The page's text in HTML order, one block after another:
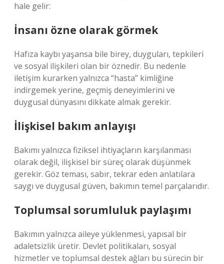
hale gelir:
İnsanı özne olarak görmek
Hafıza kaybı yaşansa bile birey, duyguları, tepkileri
ve sosyal ilişkileri olan bir öznedir. Bu nedenle
iletişim kurarken yalnızca “hasta” kimliğine
indirgemek yerine, geçmiş deneyimlerini ve
duygusal dünyasını dikkate almak gerekir.
İlişkisel bakım anlayışı
Bakımı yalnızca fiziksel ihtiyaçların karşılanması
olarak değil, ilişkisel bir süreç olarak düşünmek
gerekir. Göz teması, sabır, tekrar eden anlatılara
saygı ve duygusal güven, bakımın temel parçalarıdır.
Toplumsal sorumluluk paylaşımı
Bakımın yalnızca aileye yüklenmesi, yapısal bir
adaletsizlik üretir. Devlet politikaları, sosyal
hizmetler ve toplumsal destek ağları bu sürecin bir